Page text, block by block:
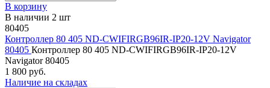
В корзину
В наличии 2 шт
80405
Контроллер 80 405 ND-CWIFIRGB96IR-IP20-12V Navigator
80405 Контроллер 80 405 ND-CWIFIRGB96IR-IP20-12V
Navigator 80405
1 800 руб.
Наличие на складах